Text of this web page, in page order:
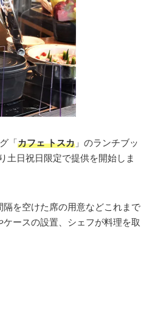
「カフェ トスカ 」のランチブッ
土日祝日限定で提供を開始しま
を空けた席の用意などこれまで
ースの設置、シェフが料理を取